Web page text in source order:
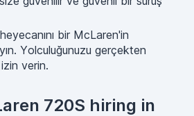
bir McLaren'in
Yolculuğunuzu gerçekten
izin verin.
720S hiring in